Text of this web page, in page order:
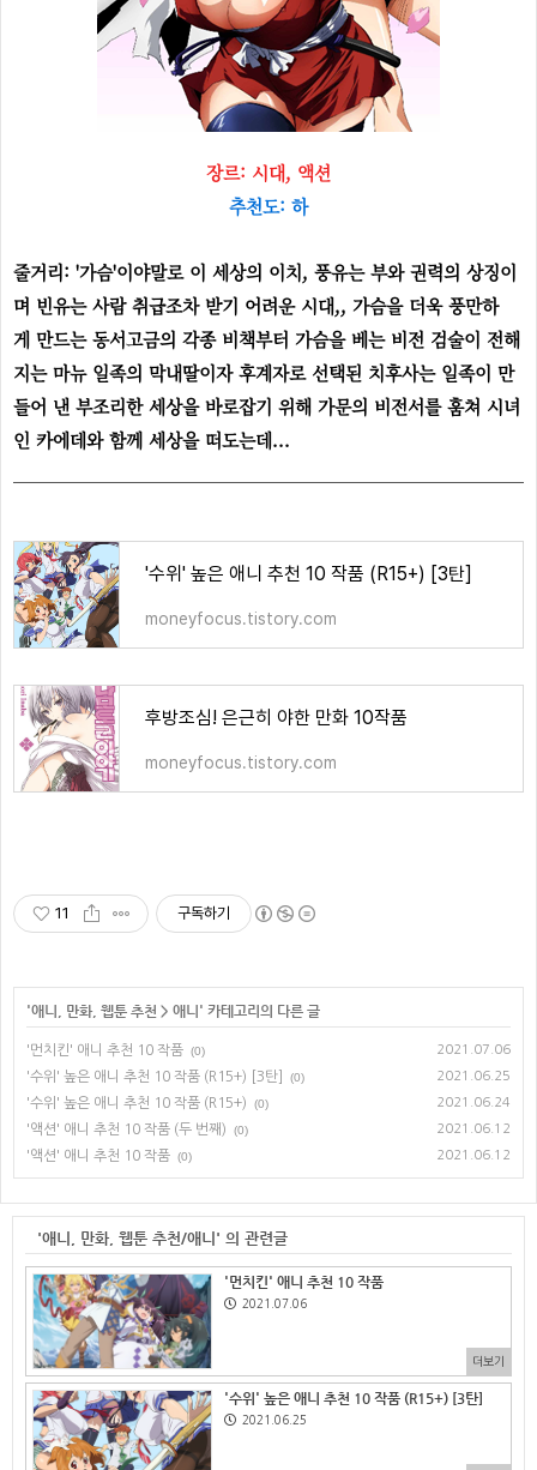
장르: 시대, 액션
추천도: 하
줄거리: '가슴'이야말로 이 세상의 이치, 풍유는 부와 권력의 상징이
며 빈유는 사람 취급조차 받기 어려운 시대,, 가슴을 더욱 풍만하
게 만드는 동서고금의 각종 비책부터 가슴을 베는 비전 검술이 전해
지는 마뉴 일족의 막내딸이자 후계자로 선택된 치후사는 일족이 만
들어 낸 부조리한 세상을 바로잡기 위해 가문의 비전서를 훔쳐 시녀
인 카에데와 함께 세상을 떠도는데...
'수위' 높은 애니 추천 10 작품 (R15+) [3탄]
moneyfocus.tistory.com
후방조심! 은근히 야한 만화 10작품
moneyfocus.tistory.com
11 구독하기
'애니, 만화, 웹툰 추천 > 애니 ' 카테고리의 다른 글
'먼치킨' 애니 추천 10 작품 (0) 2021.07.06
'수위' 높은 애니 추천 10 작품 (R15+) [3탄] (0) 2021.06.25
'수위' 높은 애니 추천 10 작품 (R15+) (0) 2021.06.24
'액션' 애니 추천 10 작품 (두 번째) (0) 2021.06.12
'액션' 애니 추천 10 작품 (0) 2021.06.12
'애니, 만화, 웹툰 추천/애니' 의 관련글
'먼치킨' 애니 추천 10 작품
2021.07.06
더보기
'수위' 높은 애니 추천 10 작품 (R15+) [3탄]
2021.06.25